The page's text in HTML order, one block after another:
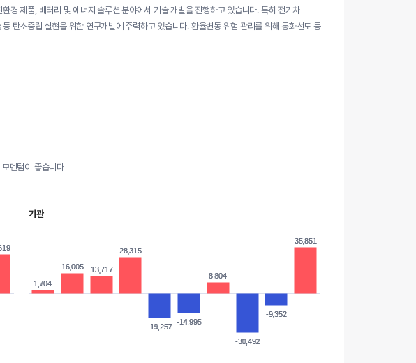
경 제품, 배터리 및 에너지 솔루션 분야에서 기술 개발을 진행하고 있습니다. 특히 전기차
탄소중립 실현을 위한 연구개발에 주력하고 있습니다. 환율변동 위험 관리를 위해 통화선도 등
멘텀이 좋습니다
기관
1,704
1,704
16,005
16,005 13,717
13,717
28,315
28,315
-19,257
-19,257
-14,995
-14,995
8,804
8,804
-30,492
-30,492
-9,352
-9,352
35,851
35,851